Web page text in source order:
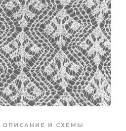
ОПИСАНИЕ И СХЕМЫ